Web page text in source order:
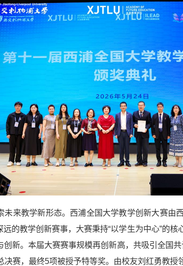
未来教学新形态。西浦全国大学教学创新大赛由
的教学创新赛事，大赛秉持“以学生为中心”的核
新。本届大赛赛事规模再创新高，共吸引全国
决赛，最终5项被授予特等奖。由校友刘红勇教